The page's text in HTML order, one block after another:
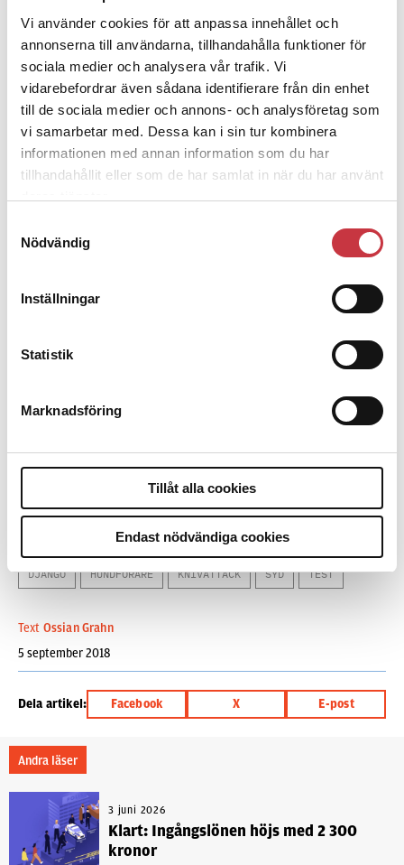
Vi använder cookies för att anpassa innehållet och
annonserna till användarna, tillhandahålla funktioner för
sociala medier och analysera vår trafik. Vi
vidarebefordrar även sådana identifierare från din enhet
till de sociala medier och annons- och analysföretag som
vi samarbetar med. Dessa kan i sin tur kombinera
informationen med annan information som du har
tillhandahållit eller som de har samlat in när du har använt
Nödvändig
Inställningar
Statistik
Marknadsföring
Tillåt alla cookies
Endast nödvändiga cookies
inledande testen gick bra.
Vid nästa träningstillfälle kommer nivån att höjas
ytterligare ett snäpp. Senare ska knivattrapper
visa att han kan prestera i en miljö lik den där han
nästan dog.
Det märks att Martin är lättad. Django är en del av
polislivet, men också en familjemedlem och där
hemma finns det två små barn som gråtit av oro.
och modiga att det är svårt att ta in. Barnen har
vetat att han fångar tjuvar men inte hur farligt
Mannen som knivhögg Django misstänks för grovt
förslagen i ”Blåljusutredningen” som presenterar
sitt slutbetänkande i slutet av september går ut på
att angrepp på polishundar ska straffas hårdare.
DJANGO HUNDFÖRARE KNIVATTACK SYD TEST
Text Ossian Grahn
5 september 2018
Dela artikel: Facebook X E-post
Andra läser
3 juni 2026
Klart: Ingångslönen höjs med 2 300
kronor